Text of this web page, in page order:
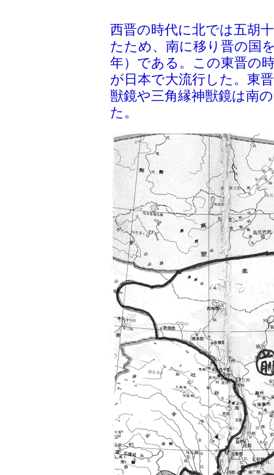
西晋の時代に北では五胡
たため、南に移り晋の国
年）である。この東晋の
が日本で大流行した。東
獣鏡や三角縁神獣鏡は南
た。